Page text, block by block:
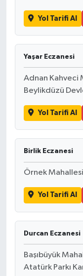
Yol Tarifi Al
Yaşar Eczanesi
Adnan Kahveci
Beylikdüzü
Yol Tarifi Al
Birlik Eczanesi
Örnek
Yol Tarifi Al
Durcan Eczanesi
Başıbüyük
Atatürk Parkı